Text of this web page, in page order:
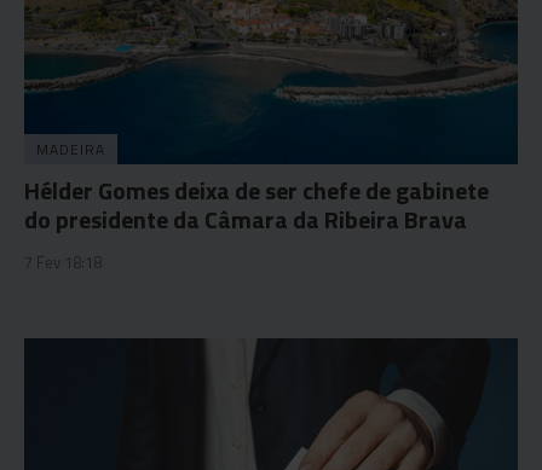
MADEIRA
Hélder Gomes deixa de ser chefe de gabinete
do presidente da Câmara da Ribeira Brava
7 Fev 18:18